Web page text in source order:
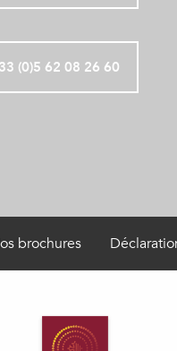
(0)5 62 08 26 60
brochures